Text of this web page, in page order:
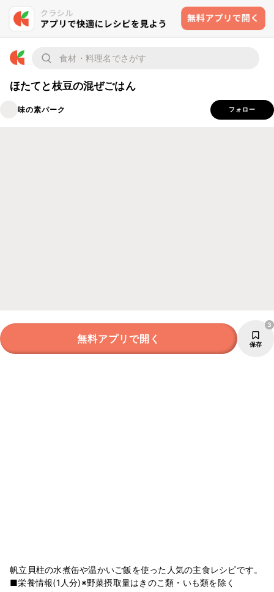
ほたてと枝豆の混ぜごはん
味の素パーク フォロー
無料アプリで開く 保存
3
帆立貝柱の水煮缶や温かいご飯を使った人気の主食レシピです。
■栄養情報(1人分)※野菜摂取量はきのこ類・いも類を除く